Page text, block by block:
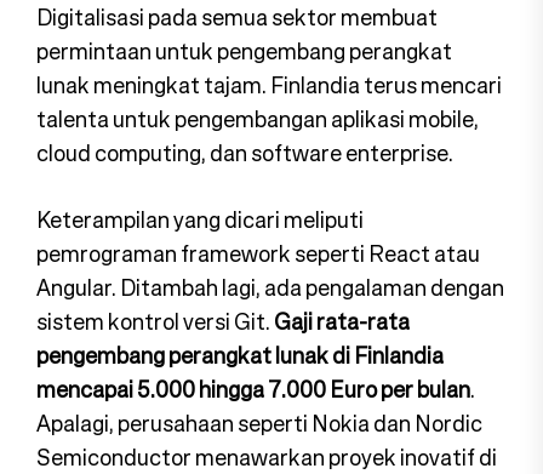
Digitalisasi pada semua sektor membuat
permintaan untuk pengembang perangkat
lunak meningkat tajam. Finlandia terus mencari
talenta untuk pengembangan aplikasi mobile,
cloud computing, dan software enterprise.
Keterampilan yang dicari meliputi
pemrograman framework seperti React atau
Angular. Ditambah lagi, ada pengalaman dengan
sistem kontrol versi Git.Gaji rata-rata
pengembang perangkat lunak di Finlandia
mencapai 5.000 hingga 7.000 Euro per bulan.
Apalagi, perusahaan seperti Nokia dan Nordic
Semiconductor menawarkan proyek inovatif di